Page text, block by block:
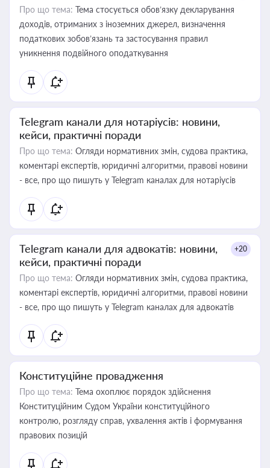
Про що тема: Тема стосується обов’язку декларування
доходів, отриманих з іноземних джерел, визначення
податкових зобов’язань та застосування правил
уникнення подвійного оподаткування
Telegram канали для нотаріусів: новини,
кейси, практичні поради
Про що тема: Огляди нормативних змін, судова практика,
коментарі експертів, юридичні алгоритми, правові новини
- все, про що пишуть у Telegram каналах для нотаріусів
Telegram канали для адвокатів: новини,
кейси, практичні поради
+20
Про що тема: Огляди нормативних змін, судова практика,
коментарі експертів, юридичні алгоритми, правові новини
- все, про що пишуть у Telegram каналах для адвокатів
Конституційне провадження
Про що тема: Тема охоплює порядок здійснення
Конституційним Судом України конституційного
контролю, розгляду справ, ухвалення актів і формування
правових позицій